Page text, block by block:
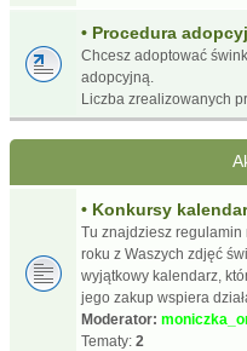
• Procedura
Chcesz adoptować
adopcyjną.
Liczba zrealizowanych
• Konkursy
Tu znajdziesz
roku z Waszych zdjęć
wyjątkowy kalendarz,
jego zakup wspiera
Moderator:
Tematy: 2